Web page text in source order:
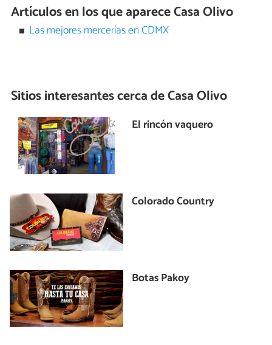
Artículos en los que aparece Casa Olivo
Las mejores mercerías en CDMX
Sitios interesantes cerca deCasa Olivo
El rincón vaquero
Colorado Country
Botas Pakoy